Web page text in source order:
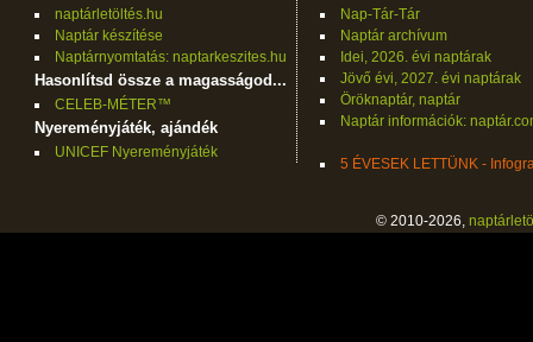
naptárletöltés.hu
Naptár készítése
Naptárnyomtatás: naptarkeszites.hu
Hasonlítsd össze a magasságod...
CELEB-MÉTER™
Nyereményjáték, ajándék
UNICEF Nyereményjáték
Nap-Tár-Tár
Naptár archívum
Idei, 2026. évi naptárak
Jövő évi, 2027. évi naptárak
Öröknaptár, naptár
Naptár információk:
5 ÉVESEK LETTÜNK -
© 2010-2026,